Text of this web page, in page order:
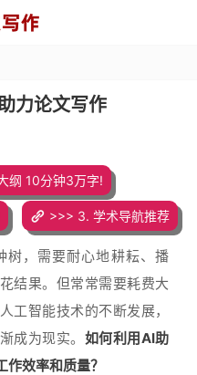
力论文写作
纲 10分钟3万字!
>>> 3. 学术导航推荐
树，需要耐心地耕耘、播
结果。但常常需要耗费大
工智能技术的不断发展，
成为现实。 如何利用AI助
效率和质量？